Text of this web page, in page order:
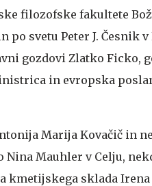
filozofske fakultete
po svetu Peter J. Česnik
gozdovi Zlatko Ficko,
in evropska
Marija Kovačič in
Mauhler v Celju,
sklada Irena